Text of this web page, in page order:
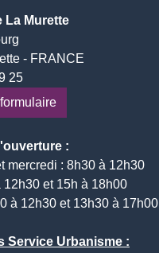
La Murette
- FRANCE
25
:
mercredi : 8h30 à 12h30
12h30 et 15h à 18h00
à 12h30 et 13h30 à 17h00
Service Urbanisme :